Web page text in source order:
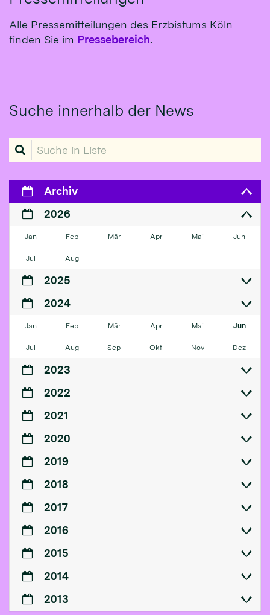
Alle Pressemitteilungen des Erzbistums Köln
finden Sie im Pressebereich.
Suche innerhalb der News
Suche in Liste
Archiv
2026
Jan Feb Mär Apr Mai Jun
Jul Aug
2025
2024
Jan Feb Mär Apr Mai Jun
Jul Aug Sep Okt Nov Dez
2023
2022
2021
2020
2019
2018
2017
2016
2015
2014
2013